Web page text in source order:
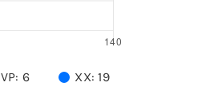
VP: 6 XX: 19